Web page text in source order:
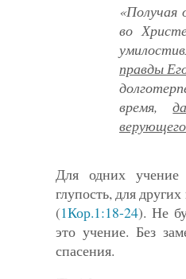
«Получая
во
правды
время,
Для одних учение
глупость, для
(1Кор.1:18-24). Не
это учение. Без
спасения.